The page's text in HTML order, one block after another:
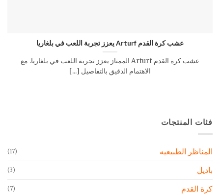
عشب كرة القدم Arturf يعزز تجربة اللعب في بلغاريا
عشب كرة القدم Arturf الممتاز يعزز تجربة اللعب في بلغاريا. مع
الاهتمام الدقيق بالتفاصيل [...]
فئات المنتجات
المناظر الطبيعيه (17)
باديل (3)
كرة القدم (7)